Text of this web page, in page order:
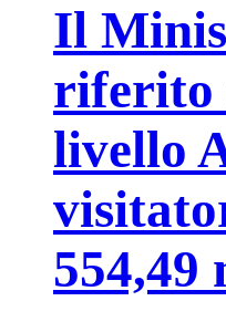
Il
riferito
livello